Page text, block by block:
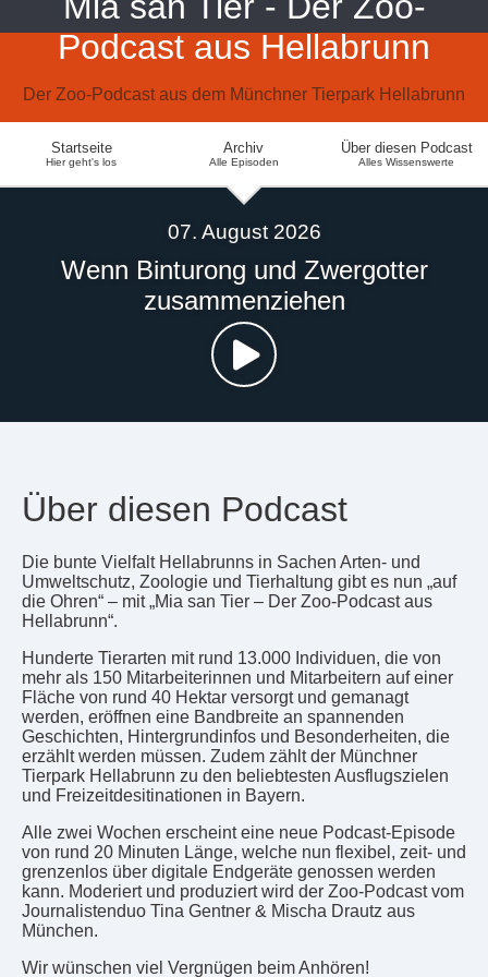
Podcast aus Hellabrunn
Der Zoo-Podcast aus dem Münchner Tierpark Hellabrunn
Startseite
Hier geht's los
Archiv
Alle Episoden
Über diesen Podcast
Alles Wissenswerte
07. August 2026
Wenn Binturong und Zwergotter
zusammenziehen
Über diesen Podcast
Die bunte Vielfalt Hellabrunns in Sachen Arten- und
Umweltschutz, Zoologie und Tierhaltung gibt es nun „auf
die Ohren“ – mit „Mia san Tier – Der Zoo-Podcast aus
Hellabrunn“.
Hunderte Tierarten mit rund 13.000 Individuen, die von
mehr als 150 Mitarbeiterinnen und Mitarbeitern auf einer
Fläche von rund 40 Hektar versorgt und gemanagt
werden, eröffnen eine Bandbreite an spannenden
Geschichten, Hintergrundinfos und Besonderheiten, die
erzählt werden müssen. Zudem zählt der Münchner
Tierpark Hellabrunn zu den beliebtesten Ausflugszielen
und Freizeitdesitinationen in Bayern.
Alle zwei Wochen erscheint eine neue Podcast-Episode
von rund 20 Minuten Länge, welche nun flexibel, zeit- und
grenzenlos über digitale Endgeräte genossen werden
kann. Moderiert und produziert wird der Zoo-Podcast vom
Journalistenduo Tina Gentner & Mischa Drautz aus
München.
Wir wünschen viel Vergnügen beim Anhören!